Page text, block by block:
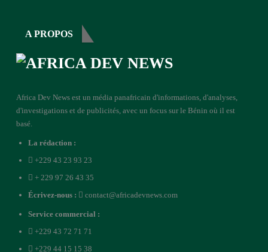
A PROPOS
Africa Dev News est un média panafricain d'informations, d'analyses,
d'investigations et de publicités, avec un focus sur le Bénin où il est
basé.
La rédaction :
+229 43 23 93 23
+ 229 97 26 43 35
Écrivez-nous :
contact@africadevnews.com
Service commercial :
+229 43 72 71 71
+229 44 15 15 38